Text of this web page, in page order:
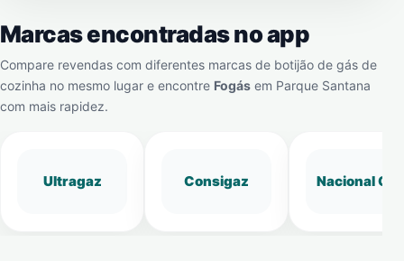
Marcas encontradas no app
Compare revendas com diferentes marcas de botijão de gás de
cozinha no mesmo lugar e encontre Fogás em Parque Santana
com mais rapidez.
Ultragaz Consigaz Nacional Gás